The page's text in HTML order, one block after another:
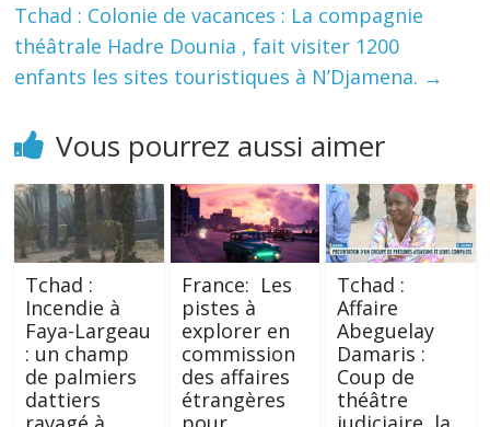
Tchad : Colonie de vacances : La compagnie
théâtrale Hadre Dounia , fait visiter 1200
enfants les sites touristiques à N’Djamena. →
Vous pourrez aussi aimer
Tchad :
Incendie à
Faya-Largeau
: un champ
de palmiers
dattiers
France: Les
pistes à
explorer en
commission
des affaires
étrangères
Tchad :
Affaire
Abeguelay
Damaris :
Coup de
théâtre